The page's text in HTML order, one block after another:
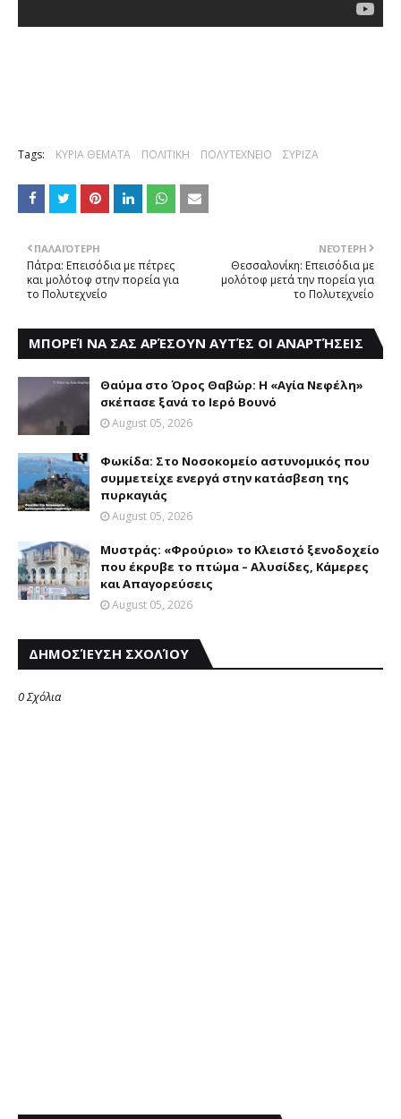
Tags: ΚΥΡΙΑ ΘΕΜΑΤΑ ΠΟΛΙΤΙΚΗ ΠΟΛΥΤΕΧΝΕΙΟ ΣΥΡΙΖΑ
ΝΕΌΤΕΡΗ
Θεσσαλονίκη: Επεισόδια με
μολότοφ μετά την πορεία για
το Πολυτεχνείο
ΠΑΛΑΙΌΤΕΡΗ
Πάτρα: Επεισόδια με πέτρες
και μολότοφ στην πορεία για
το Πολυτεχνείο
ΜΠΟΡΕΊ ΝΑ ΣΑΣ ΑΡΈΣΟΥΝ ΑΥΤΈΣ ΟΙ ΑΝΑΡΤΉΣΕΙΣ
Θαύμα στο Όρος Θαβώρ: H «Aγία Nεφέλη»
σκέπασε ξανά το Iερό Bουνό
August 05, 2026
Φωκίδα: Στο Νοσοκομείο αστυνομικός που
συμμετείχε ενεργά στην κατάσβεση της
πυρκαγιάς
August 05, 2026
Mυστράς: «Φρούριο» το Kλειστό ξενοδοχείο
που έκρυβε το πτώμα – Aλυσίδες, Kάμερες
και Aπαγορεύσεις
August 05, 2026
ΔΗΜΟΣΊΕΥΣΗ ΣΧΟΛΊΟΥ
0 Σχόλια